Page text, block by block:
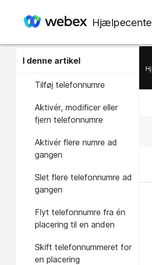
I denne artikel
Tilføj telefonnumre
Aktivér, modificer eller
fjern telefonnumre
Aktivér flere numre ad
gangen
Slet flere telefonnumre ad
gangen
Flyt telefonnumre fra én
placering til en anden
Skift telefonnummeret for
en placering